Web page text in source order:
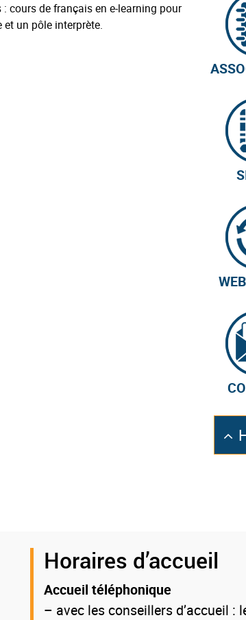
cours de français en e-learning pour
un pôle interprète.
Horaires d’accueil
Accueil téléphonique
– avec les conseillers d’accueil :